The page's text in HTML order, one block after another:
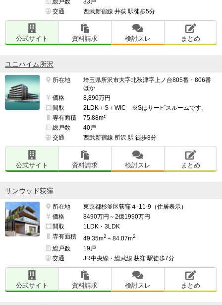
交通
西武新宿線 井荻 駅徒歩5分
公式サイト 資料請求 検討スレ まとめ
ユニハイム所沢
所在地
埼玉県所沢市大字北秋津字上ノ台805番・806番
ほか
価格
8,890万円
間取
2LDK＋S＋WIC ※Sはサービスルームです。
専有面積
75.88m²
総戸数
40戸
交通
西武新宿線 所沢 駅 徒歩8分
公式サイト 資料請求 検討スレ まとめ
サンウッド荻窪
所在地
東京都杉並区荻窪４-11-9（住居表示）
価格
8490万円～2億1990万円
間取
1LDK・3LDK
専有面積
49.35m2 ～84.07m2
総戸数
19戸
交通
JR中央線・総武線 荻窪 駅徒歩7分
公式サイト 資料請求 検討スレ まとめ